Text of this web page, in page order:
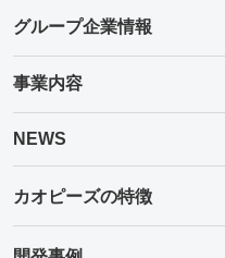
グループ企業情報
事業内容
NEWS
カオピーズの特徴